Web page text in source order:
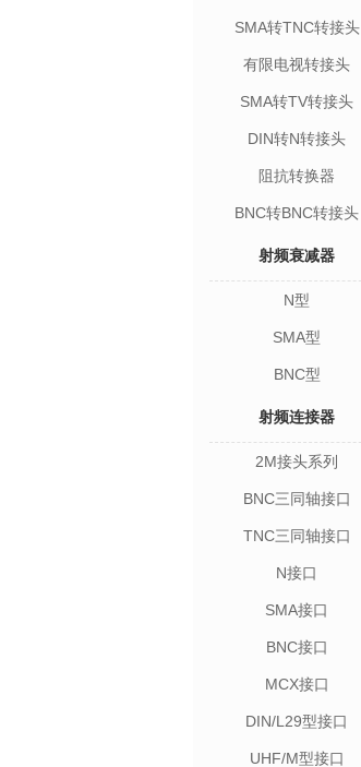
SMA转TNC转接头
有限电视转接头
SMA转TV转接头
DIN转N转接头
阻抗转换器
BNC转BNC转接头
射频衰减器
N型
SMA型
BNC型
射频连接器
2M接头系列
BNC三同轴接口
TNC三同轴接口
N接口
SMA接口
BNC接口
MCX接口
DIN/L29型接口
UHF/M型接口